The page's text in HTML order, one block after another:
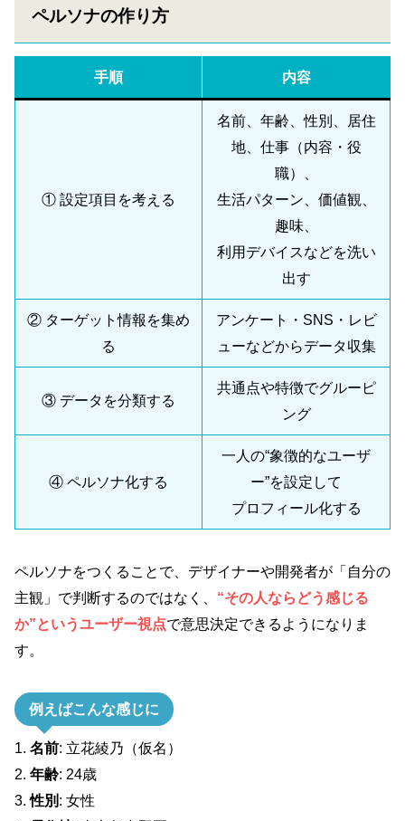
ペルソナの作り方
手順 内容
① 設定項目を考える
名前、年齢、性別、居住
地、仕事（内容・役
職）、
生活パターン、価値観、
趣味、
利用デバイスなどを洗い
出す
② ターゲット情報を集め
る
アンケート・SNS・レビ
ューなどからデータ収集
③ データを分類する
共通点や特徴でグルーピ
ング
④ ペルソナ化する
一人の“象徴的なユーザ
ー”を設定して
プロフィール化する
ペルソナをつくることで、デザイナーや開発者が「自分の
主観」で判断するのではなく、 “その人ならどう感じる
か”というユーザー視点で意思決定できるようになりま
す。
例えばこんな感じに
1. 名前: 立花綾乃（仮名）
2. 年齢: 24歳
3.性別 : 女性